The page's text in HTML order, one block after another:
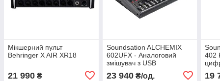
Мікшерний пульт
Behringer X AIR XR18
21 990 ₴
Soundsation ALCHEMIX
602UFX - Аналоговий
змішувач з USB
23 940₴/од.
402
19